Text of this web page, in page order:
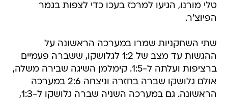
טלי מורנו, הגיעו למרכז בעכו כדי לצפות בגמר
הפיוצ'ר.
שתי השחקניות שמרו במערכה הראשונה על
ההגשות עד מצב של 1:2 לגלושקו, ששברה פעמיים
ברציפות ועלתה ל-1:5. קימלמן השיגה שבירה משלה,
אולם גלושקו שברה בחזרה וניצחה 2:6 במערכה
הראשונה. גם במערכה השניה שברה גלושקו ל-1:3,